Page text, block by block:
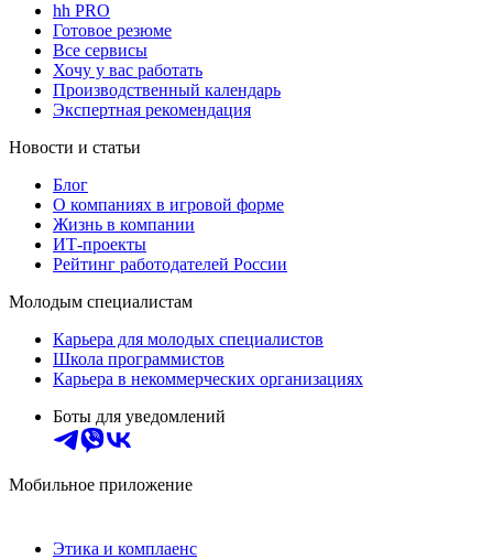
hh PRO
Готовое резюме
Все сервисы
Хочу у вас работать
Производственный календарь
Экспертная рекомендация
Новости и статьи
Блог
О компаниях в игровой форме
Жизнь в компании
ИТ-проекты
Рейтинг работодателей России
Молодым специалистам
Карьера для молодых специалистов
Школа программистов
Карьера в некоммерческих организациях
Боты для уведомлений
Мобильное приложение
Этика и комплаенс